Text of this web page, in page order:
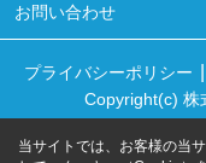
お問い合わせ
プライバシーポリシー
Copyright(c) 株
当サイトでは、お客様の当